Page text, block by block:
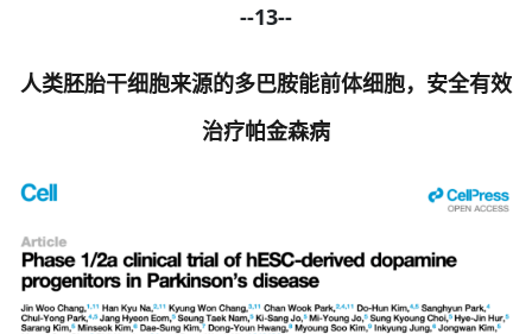
--13--
人类胚胎干细胞来源的多巴胺能前体细胞，安全有效
治疗帕金森病